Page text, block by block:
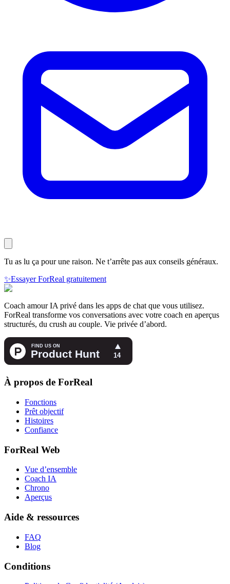
Tu as lu ça pour une raison. Ne t’arrête pas aux conseils généraux.
✨Essayer ForReal gratuitement
Coach amour IA privé dans les apps de chat que vous utilisez.
ForReal transforme vos conversations avec votre coach en aperçus
structurés, du crush au couple. Vie privée d’abord.
À propos de ForReal
Fonctions
Prêt objectif
Histoires
Confiance
ForReal Web
Vue d’ensemble
Coach IA
Chrono
Aperçus
Aide & ressources
FAQ
Blog
Conditions